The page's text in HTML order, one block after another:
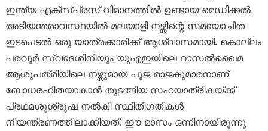
ഇന്ത്യ എക്സ്പ്രസ് വിമാനത്തിൽ ഉണ്ടായ മെഡിക്കൽ
അടിയന്തരാവസ്ഥയിൽ മലയാളി നഴ്സിന്റെ സമയോചിത
ഇടപെടൽ ഒരു യാത്രക്കാരിക്ക് ആശ്വാസമായി. കൊല്ലം
പരവൂർ സ്വദേശിനിയും യുഎഇയിലെ റാസൽഖൈമ
ആശുപത്രിയിലെ നഴ്സുമായ പൂജ രാജകുമാരനാണ്
ബോധരഹിതയാകാൻ തുടങ്ങിയ സഹയാത്രികയ്ക്ക്
പ്രഥമശുശ്രൂഷ നൽകി സ്ഥിതിഗതികൾ
നിയന്ത്രണത്തിലാക്കിയത്. ഈ മാസം ഒന്നിനായിരുന്നു